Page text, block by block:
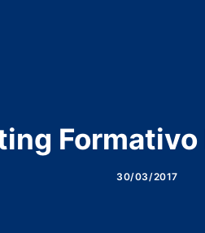
30/03/2017